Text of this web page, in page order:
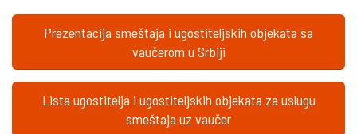
Prezentacija smeštaja i ugostiteljskih objekata sa
vaučerom u Srbiji
Lista ugostitelja i ugostiteljskih objekata za uslugu
smeštaja uz vaučer